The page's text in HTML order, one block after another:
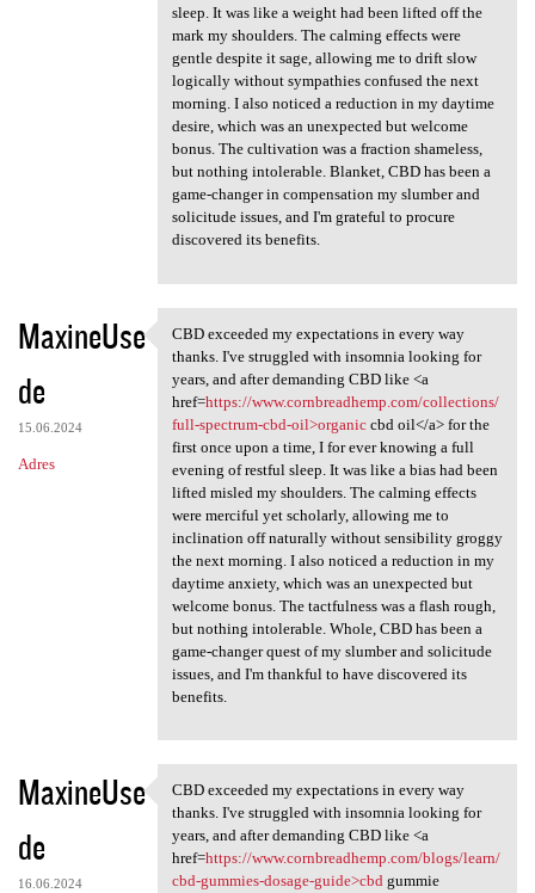
sleep. It was like a weight had been lifted off the
mark my shoulders. The calming effects were
gentle despite it sage, allowing me to drift slow
logically without sympathies confused the next
morning. I also noticed a reduction in my daytime
desire, which was an unexpected but welcome
bonus. The cultivation was a fraction shameless,
but nothing intolerable. Blanket, CBD has been a
game-changer in compensation my slumber and
solicitude issues, and I'm grateful to procure
discovered its benefits.
MaxineUse
de
15.06.2024
Adres
CBD exceeded my expectations
CBD exceeded my expectations in every way
thanks. I've struggled with insomnia looking for
years, and after demanding CBD like <a
href=https://www.cornbreadhemp.com/collections/
full-spectrum-cbd-oil>organiccbd oil</a> for the
first once upon a time, I for ever knowing a full
evening of restful sleep. It was like a bias had been
lifted misled my shoulders. The calming effects
were merciful yet scholarly, allowing me to
inclination off naturally without sensibility groggy
the next morning. I also noticed a reduction in my
daytime anxiety, which was an unexpected but
welcome bonus. The tactfulness was a flash rough,
but nothing intolerable. Whole, CBD has been a
game-changer quest of my slumber and solicitude
issues, and I'm thankful to have discovered its
benefits.
MaxineUse
de
16.06.2024
CBD exceeded my expectations
CBD exceeded my expectations in every way
thanks. I've struggled with insomnia looking for
years, and after demanding CBD like <a
href=https://www.cornbreadhemp.com/blogs/learn/
cbd-gummies-dosage-guide>cbdgummie